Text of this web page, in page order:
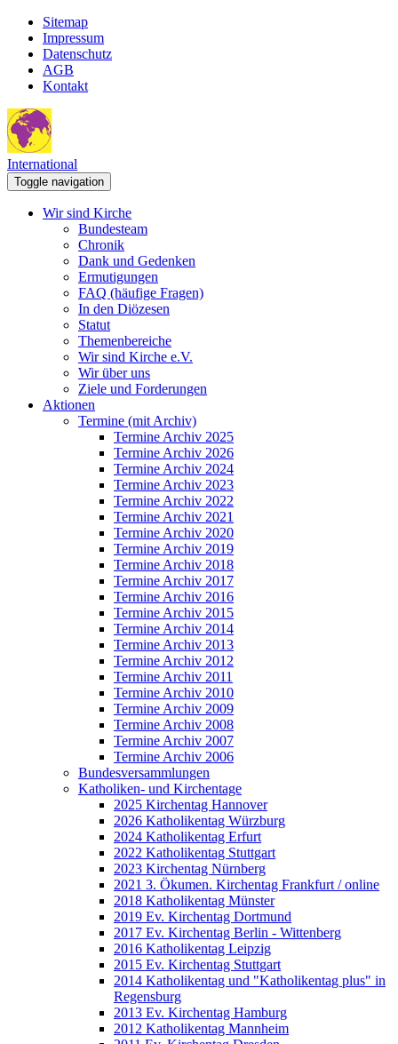
Sitemap
Impressum
Datenschutz
AGB
Kontakt
International
Toggle navigation
Wir sind Kirche
Bundesteam
Chronik
Dank und Gedenken
Ermutigungen
FAQ (häufige Fragen)
In den Diözesen
Statut
Themenbereiche
Wir sind Kirche e.V.
Wir über uns
Ziele und Forderungen
Aktionen
Termine (mit Archiv)
Termine Archiv 2025
Termine Archiv 2026
Termine Archiv 2024
Termine Archiv 2023
Termine Archiv 2022
Termine Archiv 2021
Termine Archiv 2020
Termine Archiv 2019
Termine Archiv 2018
Termine Archiv 2017
Termine Archiv 2016
Termine Archiv 2015
Termine Archiv 2014
Termine Archiv 2013
Termine Archiv 2012
Termine Archiv 2011
Termine Archiv 2010
Termine Archiv 2009
Termine Archiv 2008
Termine Archiv 2007
Termine Archiv 2006
Bundesversammlungen
Katholiken- und Kirchentage
2025 Kirchentag Hannover
2026 Katholikentag Würzburg
2024 Katholikentag Erfurt
2022 Katholikentag Stuttgart
2023 Kirchentag Nürnberg
2021 3. Ökumen. Kirchentag Frankfurt / online
2018 Katholikentag Münster
2019 Ev. Kirchentag Dortmund
2017 Ev. Kirchentag Berlin - Wittenberg
2016 Katholikentag Leipzig
2015 Ev. Kirchentag Stuttgart
2014 Katholikentag und "Katholikentag plus" in
Regensburg
2013 Ev. Kirchentag Hamburg
2012 Katholikentag Mannheim